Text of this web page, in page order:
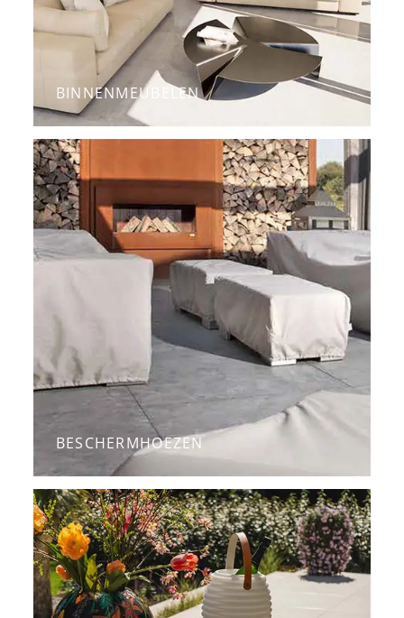
BINNENMEUBELEN
BESCHERMHOEZEN